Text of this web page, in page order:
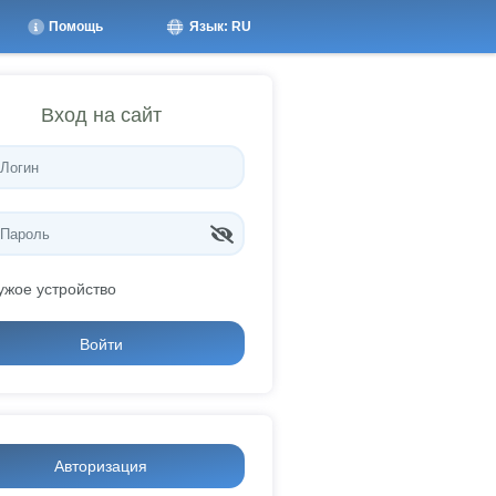
Язык: RU
Помощь
Вход на сайт
устройство
Войти
Авторизация